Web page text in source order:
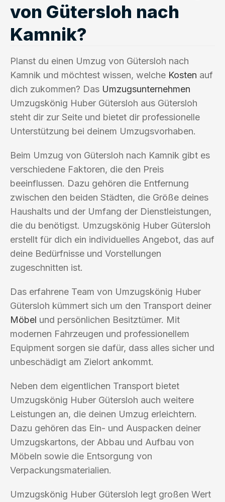
von Gütersloh nach
Kamnik?
Planst du einen Umzug von Gütersloh nach
Kamnik und möchtest wissen, welche Kosten auf
dich zukommen? Das Umzugsunternehmen
Umzugskönig Huber Gütersloh aus Gütersloh
steht dir zur Seite und bietet dir professionelle
Unterstützung bei deinem Umzugsvorhaben.
Beim Umzug von Gütersloh nach Kamnik gibt es
verschiedene Faktoren, die den Preis
beeinflussen. Dazu gehören die Entfernung
zwischen den beiden Städten, die Größe deines
Haushalts und der Umfang der Dienstleistungen,
die du benötigst. Umzugskönig Huber Gütersloh
erstellt für dich ein individuelles Angebot, das auf
deine Bedürfnisse und Vorstellungen
zugeschnitten ist.
Das erfahrene Team von Umzugskönig Huber
Gütersloh kümmert sich um den Transport deiner
Möbel und persönlichen Besitztümer. Mit
modernen Fahrzeugen und professionellem
Equipment sorgen sie dafür, dass alles sicher und
unbeschädigt am Zielort ankommt.
Neben dem eigentlichen Transport bietet
Umzugskönig Huber Gütersloh auch weitere
Leistungen an, die deinen Umzug erleichtern.
Dazu gehören das Ein- und Auspacken deiner
Umzugskartons, der Abbau und Aufbau von
Möbeln sowie die Entsorgung von
Verpackungsmaterialien.
Umzugskönig Huber Gütersloh legt großen Wert